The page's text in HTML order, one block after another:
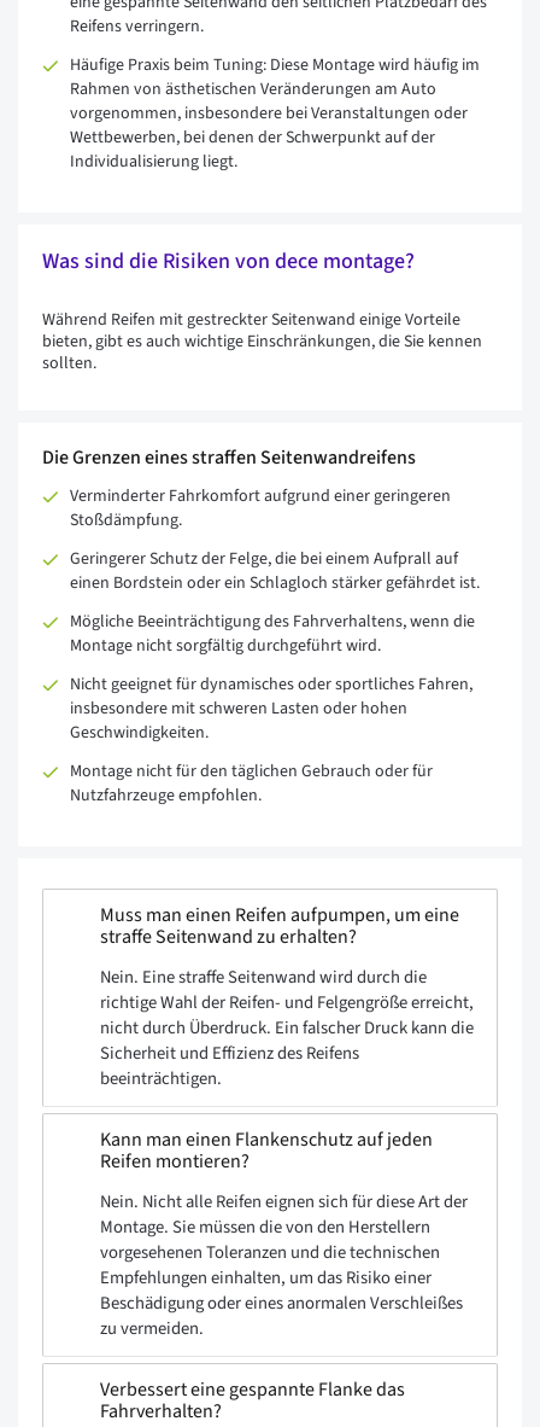
Reifens verringern.
Häufige Praxis beim Tuning: Diese Montage wird häufig im
Rahmen von ästhetischen Veränderungen am Auto
vorgenommen, insbesondere bei Veranstaltungen oder
Wettbewerben, bei denen der Schwerpunkt auf der
Individualisierung liegt.
Was sind die Risiken von dece montage?
Während Reifen mit gestreckter Seitenwand einige Vorteile
bieten, gibt es auch wichtige Einschränkungen, die Sie kennen
sollten.
Die Grenzen eines straffen Seitenwandreifens
Verminderter Fahrkomfort aufgrund einer geringeren
Stoßdämpfung.
Geringerer Schutz der Felge, die bei einem Aufprall auf
einen Bordstein oder ein Schlagloch stärker gefährdet ist.
Mögliche Beeinträchtigung des Fahrverhaltens, wenn die
Montage nicht sorgfältig durchgeführt wird.
Nicht geeignet für dynamisches oder sportliches Fahren,
insbesondere mit schweren Lasten oder hohen
Geschwindigkeiten.
Montage nicht für den täglichen Gebrauch oder für
Nutzfahrzeuge empfohlen.
Muss man einen Reifen aufpumpen, um eine
straffe Seitenwand zu erhalten?
Nein. Eine straffe Seitenwand wird durch die
richtige Wahl der Reifen- und Felgengröße erreicht,
nicht durch Überdruck. Ein falscher Druck kann die
Sicherheit und Effizienz des Reifens
beeinträchtigen.
Kann man einen Flankenschutz auf jeden
Reifen montieren?
Nein. Nicht alle Reifen eignen sich für diese Art der
Montage. Sie müssen die von den Herstellern
vorgesehenen Toleranzen und die technischen
Empfehlungen einhalten, um das Risiko einer
Beschädigung oder eines anormalen Verschleißes
zu vermeiden.
Verbessert eine gespannte Flanke das
Fahrverhalten?